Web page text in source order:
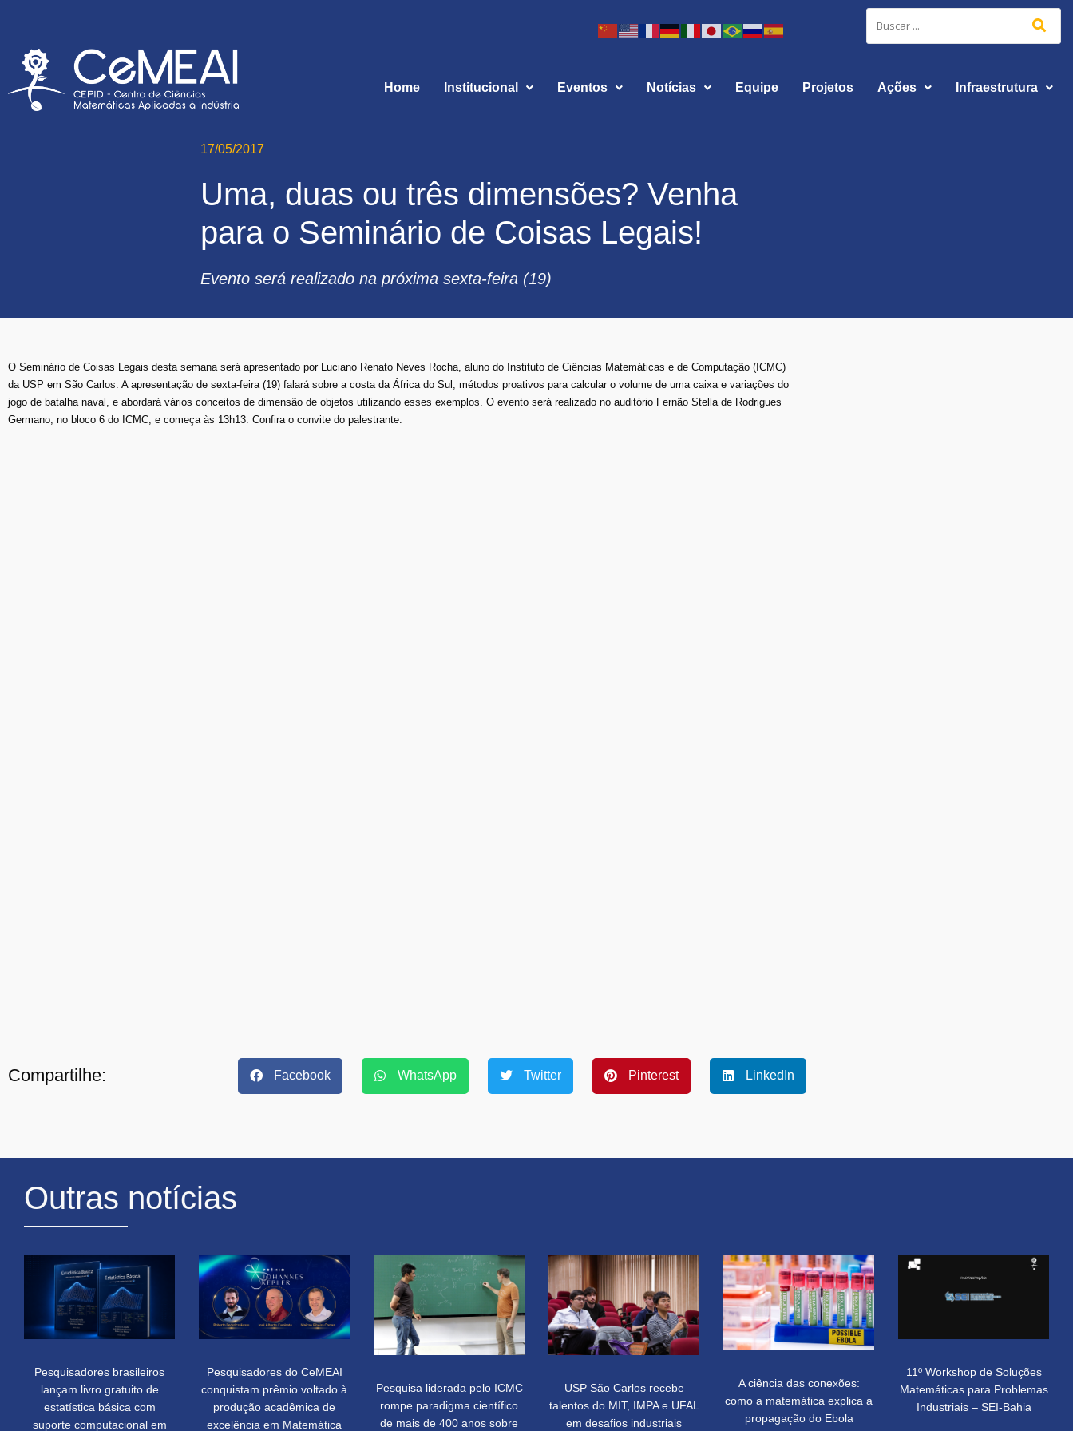
Home Institucional Eventos Notícias Equipe Projetos Ações Infraestrutura
17/05/2017
Uma, duas ou três dimensões? Venha
para o Seminário de Coisas Legais!
Evento será realizado na próxima sexta-feira (19)
O Seminário de Coisas Legais desta semana será apresentado por Luciano Renato Neves Rocha, aluno do Instituto de Ciências Matemáticas e de Computação (ICMC)
da USP em São Carlos. A apresentação de sexta-feira (19) falará sobre a costa da África do Sul, métodos proativos para calcular o volume de uma caixa e variações do
jogo de batalha naval, e abordará vários conceitos de dimensão de objetos utilizando esses exemplos. O evento será realizado no auditório Fernão Stella de Rodrigues
Germano, no bloco 6 do ICMC, e começa às 13h13. Confira o convite do palestrante:
Compartilhe: Facebook WhatsApp Twitter Pinterest LinkedIn
Outras notícias
Pesquisadores brasileiros
lançam livro gratuito de
estatística básica com
suporte computacional em
Pesquisadores do CeMEAI
conquistam prêmio voltado à
produção acadêmica de
excelência em Matemática
Pesquisa liderada pelo ICMC
rompe paradigma científico
de mais de 400 anos sobre
USP São Carlos recebe
talentos do MIT, IMPA e UFAL
em desafios industriais
A ciência das conexões:
como a matemática explica a
propagação do Ebola
11º Workshop de Soluções
Matemáticas para Problemas
Industriais – SEI-Bahia